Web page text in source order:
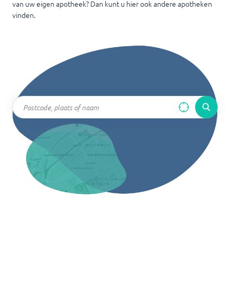
van uw eigen apotheek? Dan kunt u hier ook andere apotheken
vinden.